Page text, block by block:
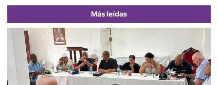
Más leídas